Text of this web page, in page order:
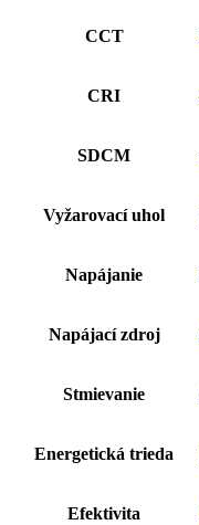
CCT
CRI
SDCM
Vyžarovací uhol
Napájanie
Napájací zdroj
Stmievanie
Energetická trieda
Efektivita